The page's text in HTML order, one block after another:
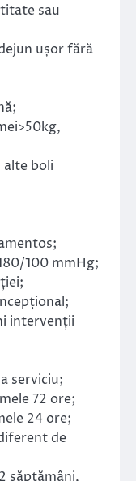
sau
ușor fără
alte boli
100 mmHg;
intervenții
serviciu;
72 ore;
24 ore;
de
săptămâni,